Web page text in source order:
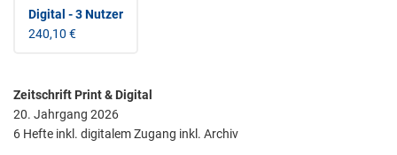
Digital - 3 Nutzer
240,10 €
Zeitschrift Print & Digital
20. Jahrgang 2026
6 Hefte inkl. digitalem Zugang inkl. Archiv